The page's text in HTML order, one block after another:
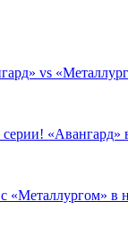
vs
«Металлургом» в